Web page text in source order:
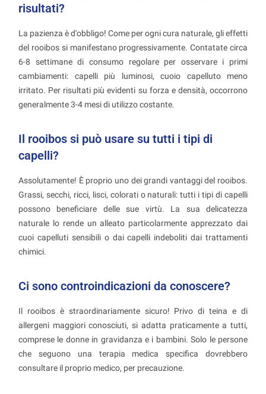
risultati?
La pazienza è d'obbligo! Come per ogni cura naturale, gli effetti
del rooibos si manifestano progressivamente. Contatate circa
6-8 settimane di consumo regolare per osservare i primi
cambiamenti: capelli più luminosi, cuoio capelluto meno
irritato. Per risultati più evidenti su forza e densità, occorrono
generalmente 3-4 mesi di utilizzo costante.
Il rooibos si può usare su tutti i tipi di
capelli?
Assolutamente! È proprio uno dei grandi vantaggi del rooibos.
Grassi, secchi, ricci, lisci, colorati o naturali: tutti i tipi di capelli
possono beneficiare delle sue virtù. La sua delicatezza
naturale lo rende un alleato particolarmente apprezzato dai
cuoi capelluti sensibili o dai capelli indeboliti dai trattamenti
chimici.
Ci sono controindicazioni da conoscere?
Il rooibos è straordinariamente sicuro! Privo di teina e di
allergeni maggiori conosciuti, si adatta praticamente a tutti,
comprese le donne in gravidanza e i bambini. Solo le persone
che seguono una terapia medica specifica dovrebbero
consultare il proprio medico, per precauzione.